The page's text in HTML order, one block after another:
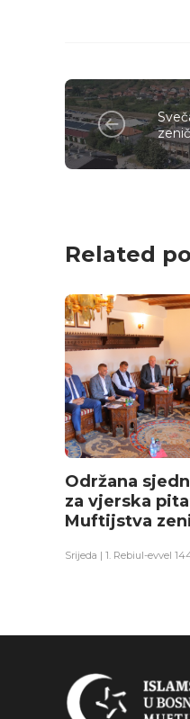
Related
Održana
za vjerska
Muftijstva
Srijeda | 1. Rebiul-evvel